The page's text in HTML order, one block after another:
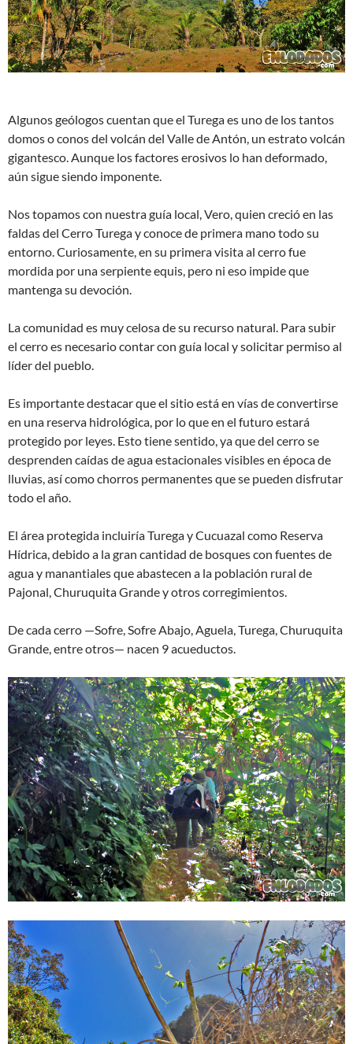
Algunos geólogos cuentan que el Turega es uno de los tantos
domos o conos del volcán del Valle de Antón, un estrato volcán
gigantesco. Aunque los factores erosivos lo han deformado,
aún sigue siendo imponente.
Nos topamos con nuestra guía local, Vero, quien creció en las
faldas del Cerro Turega y conoce de primera mano todo su
entorno. Curiosamente, en su primera visita al cerro fue
mordida por una serpiente equis, pero ni eso impide que
mantenga su devoción.
La comunidad es muy celosa de su recurso natural. Para subir
el cerro es necesario contar con guía local y solicitar permiso al
líder del pueblo.
Es importante destacar que el sitio está en vías de convertirse
en una reserva hidrológica, por lo que en el futuro estará
protegido por leyes. Esto tiene sentido, ya que del cerro se
desprenden caídas de agua estacionales visibles en época de
lluvias, así como chorros permanentes que se pueden disfrutar
todo el año.
El área protegida incluiría Turega y Cucuazal como Reserva
Hídrica, debido a la gran cantidad de bosques con fuentes de
agua y manantiales que abastecen a la población rural de
Pajonal, Churuquita Grande y otros corregimientos.
De cada cerro —Sofre, Sofre Abajo, Aguela, Turega, Churuquita
Grande, entre otros— nacen 9 acueductos.